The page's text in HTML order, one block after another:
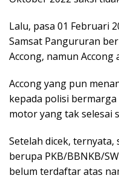
Lalu, pasa 01 Februari
Samsat Pangururan
Accong, namun Accong
Accong yang pun
kepada polisi
motor yang tak selesai
Setelah dicek,
berupa PKB/BBNKB/
belum terdaftar atas